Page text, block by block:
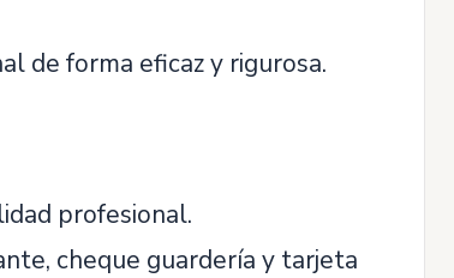
de forma eficaz y rigurosa.
profesional.
cheque guardería y tarjeta